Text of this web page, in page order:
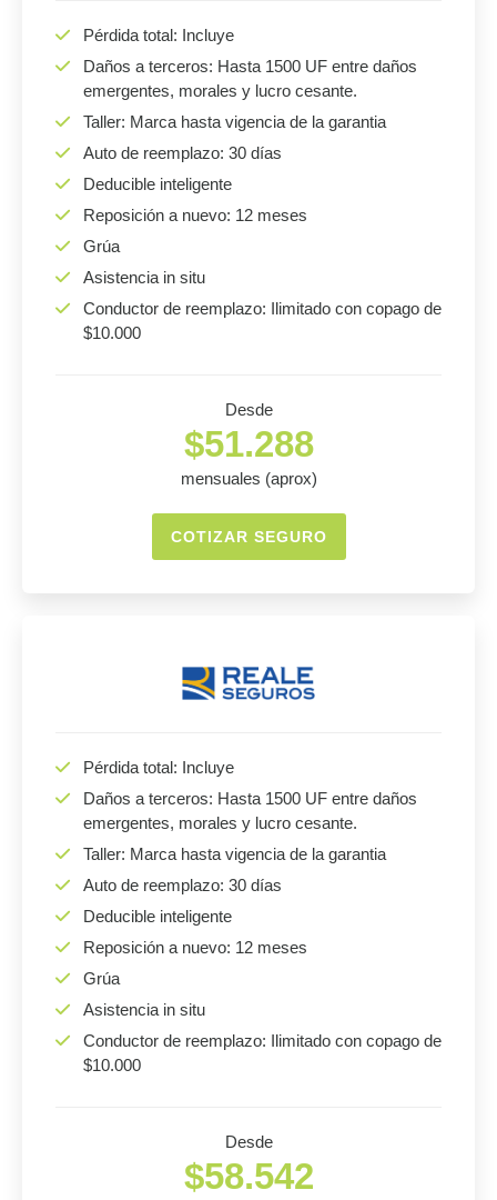
Pérdida total: Incluye
Daños a terceros: Hasta 1500 UF entre daños
emergentes, morales y lucro cesante.
Taller: Marca hasta vigencia de la garantia
Auto de reemplazo: 30 días
Deducible inteligente
Reposición a nuevo: 12 meses
Grúa
Asistencia in situ
Conductor de reemplazo: Ilimitado con copago de
$10.000
Desde
$51.288
mensuales (aprox)
COTIZAR SEGURO
Pérdida total: Incluye
Daños a terceros: Hasta 1500 UF entre daños
emergentes, morales y lucro cesante.
Taller: Marca hasta vigencia de la garantia
Auto de reemplazo: 30 días
Deducible inteligente
Reposición a nuevo: 12 meses
Grúa
Asistencia in situ
Conductor de reemplazo: Ilimitado con copago de
$10.000
Desde
$58.542